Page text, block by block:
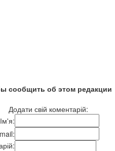
сообщить об этом редакции
Додати свій коментарій:
Ім'я: